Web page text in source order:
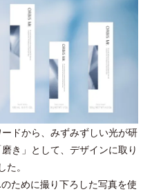
ドから、みずみずしい光が研
き」として、デザインに取り
た。
ために撮り下ろした写真を使